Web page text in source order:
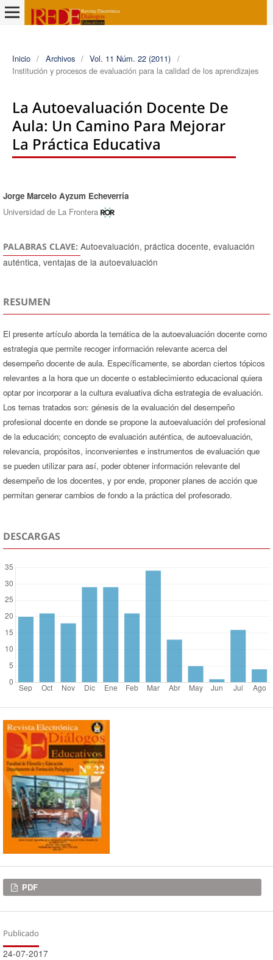
Inicio / Archivos / Vol. 11 Núm. 22 (2011) /
Institución y procesos de evaluación para la calidad de los aprendizajes
La Autoevaluación Docente De
Aula: Un Camino Para Mejorar
La Práctica Educativa
Autores/as
Jorge Marcelo Ayzum Echeverrí­a
Universidad de La Frontera
PALABRAS CLAVE: Autoevaluación, práctica docente, evaluación
auténtica, ventajas de la autoevaluación
RESUMEN
El presente artículo aborda la temática de la autoevaluación docente como
estrategia que permite recoger información relevante acerca del
desempeño docente de aula. Específicamente, se abordan ciertos tópicos
relevantes a la hora que un docente o establecimiento educacional quiera
optar por incorporar a la cultura evaluativa dicha estrategia de evaluación.
Los temas tratados son: génesis de la evaluación del desempeño
profesional docente en donde se propone la autoevaluación del profesional
de la educación; concepto de evaluación auténtica, de autoevaluación,
relevancia, propósitos, inconvenientes e instrumentos de evaluación que
se pueden utilizar para así, poder obtener información relevante del
desempeño de los docentes, y por ende, proponer planes de acción que
permitan generar cambios de fondo a la práctica del profesorado.
DESCARGAS
Descargas
PDF
Publicado
24-07-2017